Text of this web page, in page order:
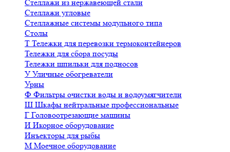
Стеллажи из нержавеющей стали
Стеллажи угловые
Стеллажные системы модульного типа
Столы
Т Тележки для перевозки термоконтейнеров
Тележки для сбора посуды
Тележки шпильки для подносов
У Уличные обогреватели
Урны
Ф Фильтры очистки воды и водоумягчители
Ш Шкафы нейтральные профессиональные
Г Головоотрезающие машины
И Икорное оборудование
Инъекторы для рыбы
М Моечное оборудование